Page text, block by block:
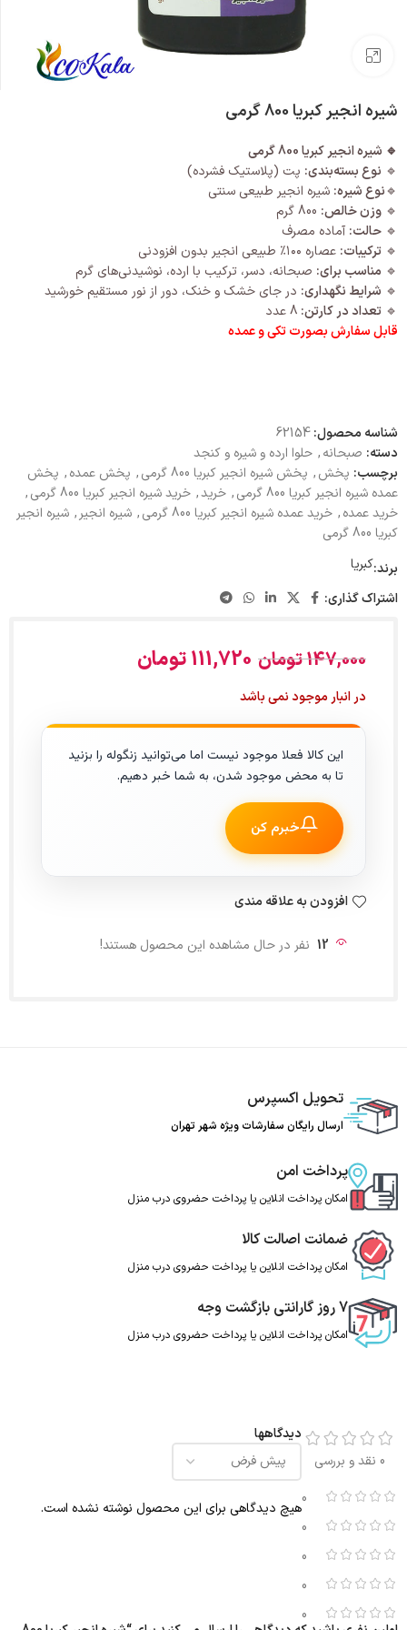
بزرگنمایی تصویر
شیره انجیر کبریا 800 گرمی
🔹 شیره انجیر کبریا 800 گرمی
🔹 نوع بسته‌بندی: پت (پلاستیک فشرده)
🔹نوع شیره: شیره انجیر طبیعی سنتی
🔹 وزن خالص:
🔹 حالت: آماده مصرف
🔹 ترکیبات: عصاره ۱۰۰٪ طبیعی انجیر بدون افزودنی
🔹 مناسب برای: صبحانه، دسر، ترکیب با ارده، نوشیدنی‌های گرم
🔹 شرایط نگهداری: در جای خشک و خنک، دور از نور مستقیم خورشید
🔹 تعداد در کارتن: 8 عدد
قابل سفارش بصورت تکی و عمده
شناسه محصول:62154
دسته: صبحانه, حلوا ارده و شیره و کنجد
برچسب: پخش, پخش شیره انجیر کبریا 800 گرمی , پخش عمده, پخش
عمده شیره انجیر کبریا 800 گرمی
, خرید, خرید شیره انجیر کبریا 800 گرمی
,
خرید عمده, خرید عمده شیره انجیر کبریا 800 گرمی , شیره انجیر , شیره انجیر
کبریا 800 گرمی
برند:کبریا
اشتراک گذاری:
147,000تومان 111,720تومان
در انبار موجود نمی باشد
این کالا فعلا موجود نیست اما می‌توانید زنگوله را بزنید
تا به محض موجود شدن، به شما خبر دهیم.
خبرم کن
افزودن به علاقه مندی
12 نفر در حال مشاهده این محصول هستند!
تحویل اکسپرس
ارسال رایگان سفارشات ویژه شهر تهران
پرداخت امن
امکان پرداخت انلاین یا پرداخت حضروی درب منزل
ضمانت اصالت کالا
امکان پرداخت انلاین یا پرداخت حضروی درب منزل
7 روز گارانتی بازگشت وجه
امکان پرداخت انلاین یا پرداخت حضروی درب منزل
0 نقد و بررسی
0
0
0
0
0
دیدگاهها
هیچ دیدگاهی برای این محصول نوشته نشده است.